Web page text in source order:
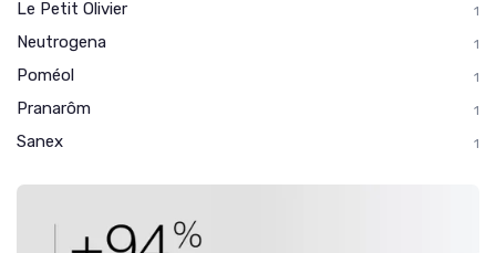
Le Petit Olivier 1
Neutrogena 1
Poméol 1
Pranarôm 1
Sanex 1